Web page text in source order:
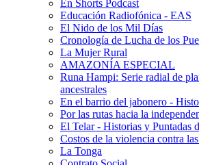
En Shorts Podcast
Educación Radiofónica - EAS
El Nido de los Mil Días
Cronología de Lucha de los
La Mujer Rural
AMAZONÍA ESPECIAL
Runa Hampi: Serie radial de
ancestrales
En el barrio del jabonero -
Por las rutas hacia la
El Telar - Historias y Puntadas
Costos de la violencia contra
La Tonga